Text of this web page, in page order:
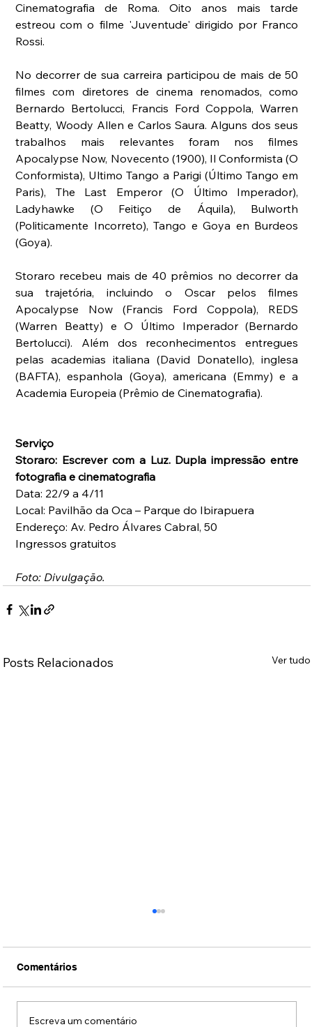
Cinematografia de Roma. Oito anos mais tarde
estreou com o filme 'Juventude' dirigido por Franco
Rossi.
No decorrer de sua carreira participou de mais de 50
filmes com diretores de cinema renomados, como
Bernardo Bertolucci, Francis Ford Coppola, Warren
Beatty, Woody Allen e Carlos Saura. Alguns dos seus
trabalhos mais relevantes foram nos filmes
Apocalypse Now, Novecento (1900), Il Conformista (O
Conformista), Ultimo Tango a Parigi (Último Tango em
Paris), The Last Emperor (O Último Imperador),
Ladyhawke (O Feitiço de Áquila), Bulworth
(Politicamente Incorreto), Tango e Goya en Burdeos
(Goya).
Storaro recebeu mais de 40 prêmios no decorrer da
sua trajetória, incluindo o Oscar pelos filmes
Apocalypse Now (Francis Ford Coppola), REDS
(Warren Beatty) e O Último Imperador (Bernardo
Bertolucci). Além dos reconhecimentos entregues
pelas academias italiana (David Donatello), inglesa
(BAFTA), espanhola (Goya), americana (Emmy) e a
Academia Europeia (Prêmio de Cinematografia).
Serviço
Storaro: Escrever com a Luz. Dupla impressão entre
fotografia e cinematografia
Data: 22/9 a 4/11
Local: Pavilhão da Oca – Parque do Ibirapuera
Endereço: Av. Pedro Álvares Cabral, 50
Ingressos gratuitos
Foto: Divulgação.
Posts Relacionados Ver tudo
Comentários
Escreva um comentário